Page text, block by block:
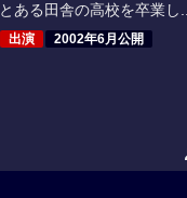
とある田舎の高校を卒業し...
出演 2002年6月公開